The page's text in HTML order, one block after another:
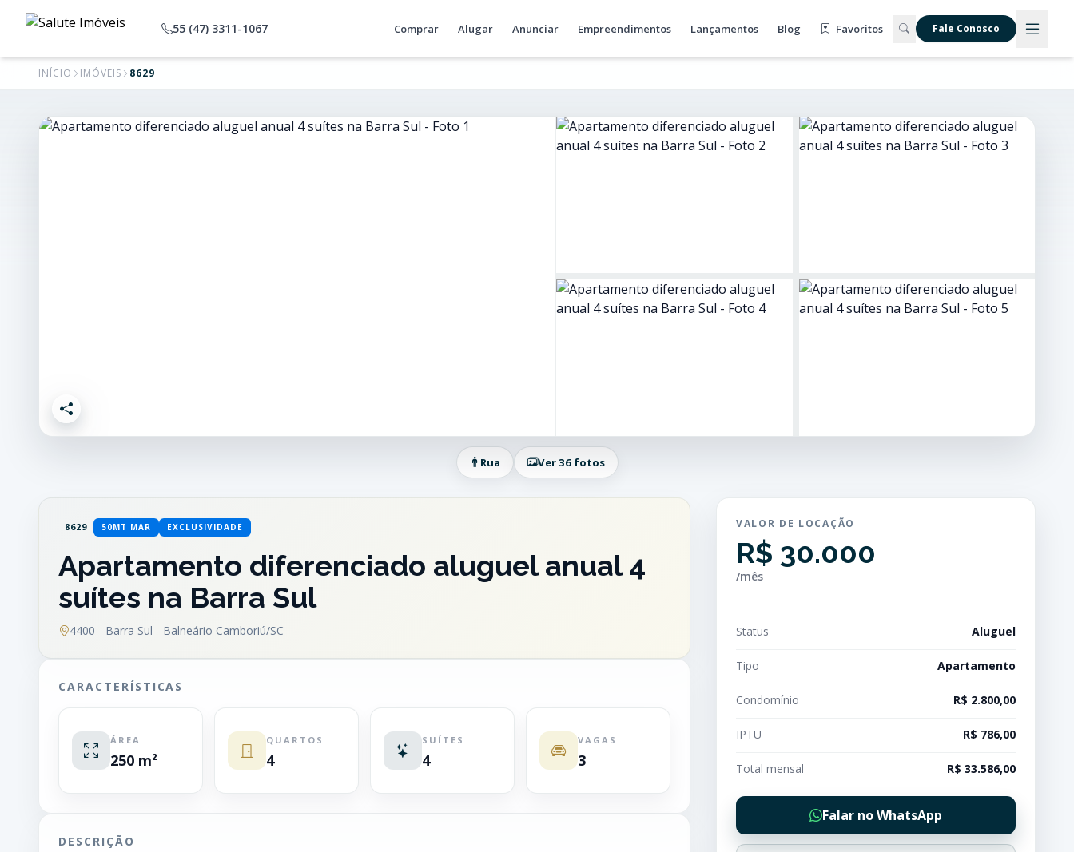
55 (47) 3311-1067 Comprar Alugar Anunciar Empreendimentos Lançamentos Blog Favoritos Fale Conosco
INÍCIO IMÓVEIS 8629
Rua Ver 36 fotos
8629 50MT MAR EXCLUSIVIDADE
Apartamento diferenciado aluguel anual 4
suítes na Barra Sul
4400 - Barra Sul - Balneário Camboriú/SC
CARACTERÍSTICAS
ÁREA
250 m²
QUARTOS
4
SUÍTES
4
VAGAS
3
DESCRIÇÃO
VALOR DE LOCAÇÃO
R$ 30.000
/mês
Status Aluguel
Tipo Apartamento
Condomínio R$ 2.800,00
IPTU R$ 786,00
Total mensal R$ 33.586,00
Falar no WhatsApp